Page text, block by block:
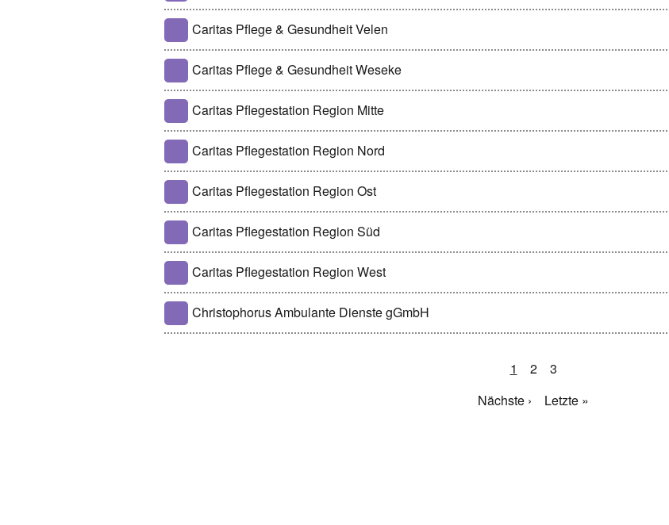
Caritas Pflege & Gesundheit Velen
Caritas Pflege & Gesundheit Weseke
Caritas Pflegestation Region Mitte
Caritas Pflegestation Region Nord
Caritas Pflegestation Region Ost
Caritas Pflegestation Region Süd
Caritas Pflegestation Region West
Christophorus Ambulante Dienste gGmbH
1 2
3
Nächste ›
Letzte »